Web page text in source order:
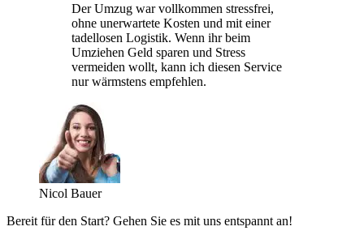
Der Umzug war vollkommen stressfrei,
ohne unerwartete Kosten und mit einer
tadellosen Logistik. Wenn ihr beim
Umziehen Geld sparen und Stress
vermeiden wollt, kann ich diesen Service
nur wärmstens empfehlen.
Nicol Bauer
Bereit für den Start? Gehen Sie es mit uns entspannt an!